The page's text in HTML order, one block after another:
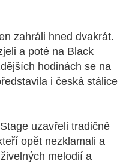
zahráli hned dvakrát.
a poté na Black
hodinách se na
i česká stálice
uzavřeli tradičně
opět nezklamali a
melodií a